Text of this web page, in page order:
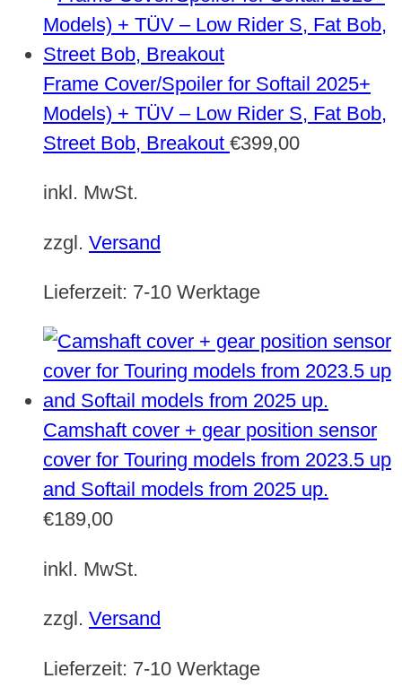
Frame Cover/Spoiler for Softail 2025+
Models) + TÜV – Low Rider S, Fat Bob,
Street Bob, Breakout €399,00
inkl. MwSt.
zzgl. Versand
Lieferzeit: 7-10 Werktage
Camshaft cover + gear position sensor
cover for Touring models from 2023.5 up
and Softail models from 2025 up.
€189,00
inkl. MwSt.
zzgl. Versand
Lieferzeit: 7-10 Werktage